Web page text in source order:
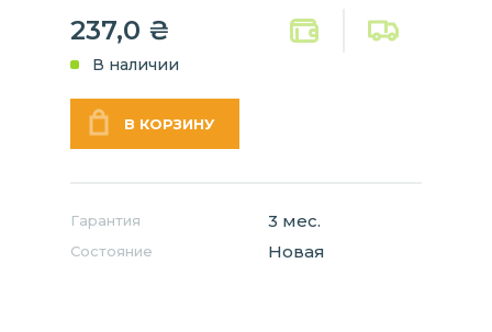
237,0 ₴
В наличии
Гарантия 3 мес.
Состояние Новая